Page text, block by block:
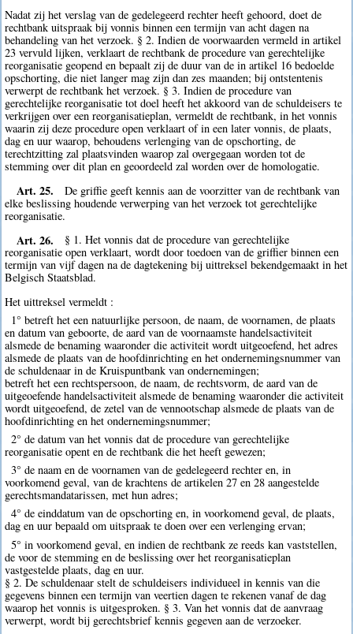
Nadat zij het verslag van de gedelegeerd rechter heeft gehoord, doet de
rechtbank uitspraak bij vonnis binnen een termijn van acht dagen na
behandeling van het verzoek. § 2. Indien de voorwaarden vermeld in artikel
23 vervuld lijken, verklaart de rechtbank de procedure van gerechtelijke
reorganisatie geopend en bepaalt zij de duur van de in artikel 16 bedoelde
opschorting, die niet langer mag zijn dan zes maanden; bij ontstentenis
verwerpt de rechtbank het verzoek. § 3. Indien de procedure van
gerechtelijke reorganisatie tot doel heeft het akkoord van de schuldeisers te
verkrijgen over een reorganisatieplan, vermeldt de rechtbank, in het vonnis
waarin zij deze procedure open verklaart of in een later vonnis, de plaats,
dag en uur waarop, behoudens verlenging van de opschorting, de
terechtzitting zal plaatsvinden waarop zal overgegaan worden tot de
stemming over dit plan en geoordeeld zal worden over de homologatie.
Art. 25.
De griffie geeft kennis aan de voorzitter van de rechtbank van
elke beslissing houdende verwerping van het verzoek tot gerechtelijke
reorganisatie.
Art. 26.
§ 1. Het vonnis dat de procedure van gerechtelijke
reorganisatie open verklaart, wordt door toedoen van de griffier binnen een
termijn van vijf dagen na de dagtekening bij uittreksel bekendgemaakt in het
Belgisch Staatsblad.
Het uittreksel vermeldt :
1° betreft het een natuurlijke persoon, de naam, de voornamen, de plaats
en datum van geboorte, de aard van de voornaamste handelsactiviteit
alsmede de benaming waaronder die activiteit wordt uitgeoefend, het adres
alsmede de plaats van de hoofdinrichting en het ondernemingsnummer van
de schuldenaar in de Kruispuntbank van ondernemingen;
betreft het een rechtspersoon, de naam, de rechtsvorm, de aard van de
uitgeoefende handelsactiviteit alsmede de benaming waaronder die activiteit
wordt uitgeoefend, de zetel van de vennootschap alsmede de plaats van de
hoofdinrichting en het ondernemingsnummer;
2° de datum van het vonnis dat de procedure van gerechtelijke
reorganisatie opent en de rechtbank die het heeft gewezen;
3° de naam en de voornamen van de gedelegeerd rechter en, in
voorkomend geval, van de krachtens de artikelen 27 en 28 aangestelde
gerechtsmandatarissen, met hun adres;
4° de einddatum van de opschorting en, in voorkomend geval, de plaats,
dag en uur bepaald om uitspraak te doen over een verlenging ervan;
5° in voorkomend geval, en indien de rechtbank ze reeds kan vaststellen,
de voor de stemming en de beslissing over het reorganisatieplan
vastgestelde plaats, dag en uur.
§ 2. De schuldenaar stelt de schuldeisers individueel in kennis van die
gegevens binnen een termijn van veertien dagen te rekenen vanaf de dag
waarop het vonnis is uitgesproken. § 3. Van het vonnis dat de aanvraag
verwerpt, wordt bij gerechtsbrief kennis gegeven aan de verzoeker.